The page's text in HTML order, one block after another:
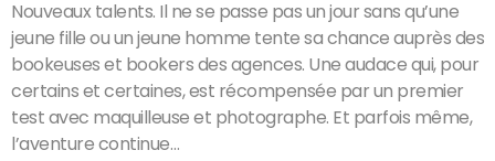
Nouveaux talents. Il ne se passe pas un jour sans qu’une
jeune fille ou un jeune homme tente sa chance auprès des
bookeuses et bookers des agences. Une audace qui, pour
certains et certaines, est récompensée par un premier
test avec maquilleuse et photographe. Et parfois même,
l’aventure continue…